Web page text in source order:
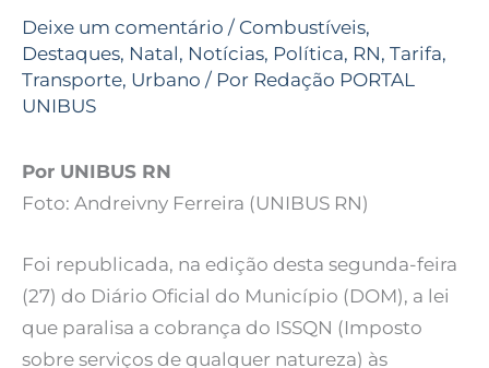
Deixe um comentário / Combustíveis,
Destaques, Natal, Notícias, Política, RN, Tarifa,
Transporte, Urbano / Por Redação PORTAL
UNIBUS
Por UNIBUS RN
Foto: Andreivny Ferreira (UNIBUS RN)
Foi republicada, na edição desta segunda-feira
(27) do Diário Oficial do Município (DOM), a lei
que paralisa a cobrança do ISSQN (Imposto
sobre serviços de qualquer natureza) às